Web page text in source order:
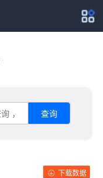
查询
下载数据